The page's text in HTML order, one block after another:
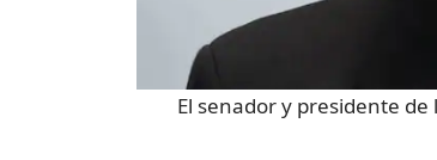
El senador y presidente